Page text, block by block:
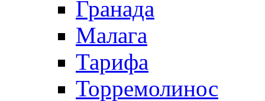
Гранада
Малага
Тарифа
Торремолинос